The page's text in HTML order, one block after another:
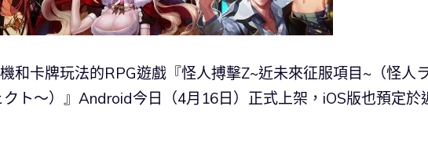
和卡牌玩法的RPG遊戲『怪人搏擊Z~近未來征服項目~（怪人
ト～）』Android今日（4月16日）正式上架，iOS版也預定於